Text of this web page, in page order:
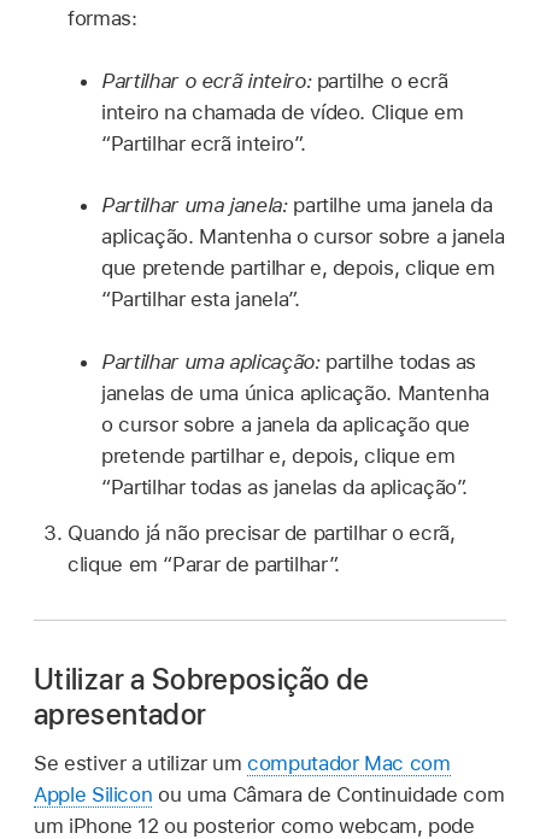
formas:
Partilhar o ecrã inteiro:partilhe o ecrã
inteiro na chamada de vídeo. Clique em
“Partilhar ecrã inteiro”.
Partilhar uma janela:partilhe uma janela da
aplicação. Mantenha o cursor sobre a janela
que pretende partilhar e, depois, clique em
“Partilhar esta janela”.
Partilhar uma aplicação:partilhe todas as
janelas de uma única aplicação. Mantenha
o cursor sobre a janela da aplicação que
pretende partilhar e, depois, clique em
“Partilhar todas as janelas da aplicação”.
Quando já não precisar de partilhar o ecrã,
clique em “Parar de partilhar”.
Utilizar a Sobreposição de
apresentador
Se estiver a utilizar umcomputador Mac com
Apple Silicon ou uma Câmara de Continuidade com
um iPhone 12 ou posterior como webcam, pode